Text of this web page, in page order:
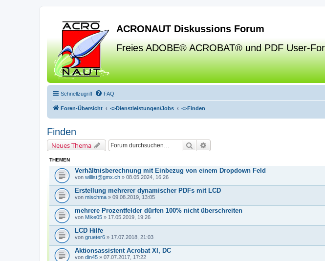
ACRONAUT Diskussions Forum
Freies ADOBE® ACROBAT® und PDF User-
Schnellzugriff FAQ
Foren-Übersicht <>Dienstleistungen/Jobs <>Finden
Finden
Neues Thema Suche
THEMEN
Verhältnisberechnung mit Einbezug von einem Dropdown Feld
von willist@gmx.ch » 08.05.2024, 16:26
Erstellung mehrerer dynamischer PDFs mit LCD
von mischma » 09.08.2019, 13:05
mehrere Prozentfelder dürfen 100% nicht überschreiten
von Mike05 » 17.05.2019, 19:26
LCD Hilfe
von grueter6 » 17.07.2018, 21:03
Aktionsassistent Acrobat XI, DC
von din45 » 07.07.2017, 17:22